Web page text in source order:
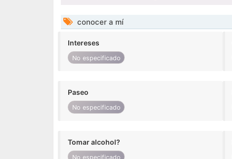
conocer a mí
Intereses
No especificado
Paseo
No especificado
Tomar alcohol?
No especificado